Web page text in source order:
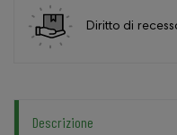
Diritto di
Descrizione